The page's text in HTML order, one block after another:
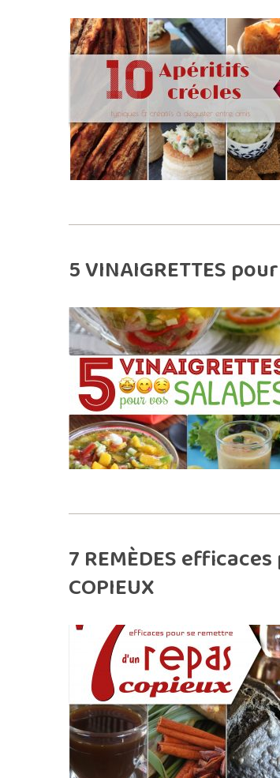
5 VINAIGRETTES
7 REMÈDES
COPIEUX